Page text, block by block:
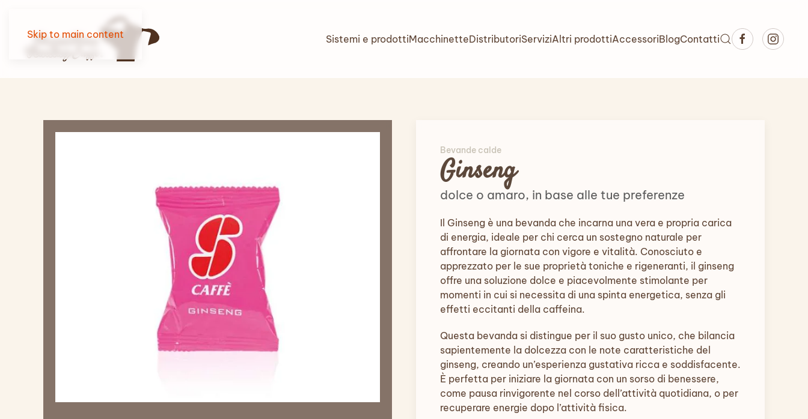
Skip to main content Sistemi e prodottiMacchinetteDistributoriServiziAltri prodottiAccessoriBlogContatti
Bevande calde
Ginseng
dolce o amaro, in base alle tue preferenze
Il Ginseng è una bevanda che incarna una vera e propria carica
di energia, ideale per chi cerca un sostegno naturale per
affrontare la giornata con vigore e vitalità. Conosciuto e
apprezzato per le sue proprietà toniche e rigeneranti, il ginseng
offre una soluzione dolce e piacevolmente stimolante per
momenti in cui si necessita di una spinta energetica, senza gli
effetti eccitanti della caffeina.
Questa bevanda si distingue per il suo gusto unico, che bilancia
sapientemente la dolcezza con le note caratteristiche del
ginseng, creando un’esperienza gustativa ricca e soddisfacente.
È perfetta per iniziare la giornata con un sorso di benessere,
come pausa rinvigorente nel corso dell’attività quotidiana, o per
recuperare energie dopo l’attività fisica.